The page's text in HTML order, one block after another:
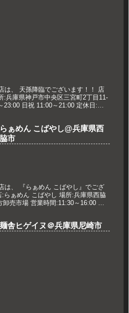
は、 天孫降臨でございます！！ 店
:兵庫県神戸市中央区三宮町2丁目11-
23:00 日祝 11:00～21:00 定休日:月
らぁめん こばやし@兵庫県西
脇市
は、 『らぁめん こばやし』でござ
らぁめん こばやし 場所:兵庫県西脇
売市場 営業時間:11:30～16:00 定
麺舎ヒゲイヌ＠兵庫県尼崎市